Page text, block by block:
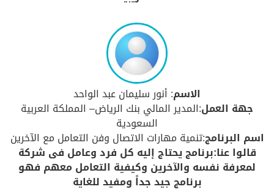
الاسم: أنور سليمان عبد الواحد
جهة العمل:المدير المالي بنك الرياض– المملكة العربية
السعودية
اسم البرنامج:تنمية مهارات الاتصال وفن التعامل مع الآخرين
قالوا عنا:برنامج يحتاج إليه كل فرد وعامل فى شركة
لمعرفة نفسه والآخرين وكيفية التعامل معهم فهو
برنامج جيد جداً ومفيد للغاية